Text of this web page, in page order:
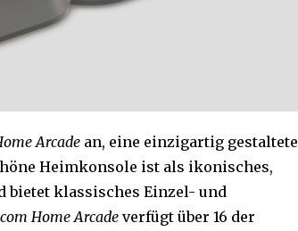
Arcade an, eine einzigartig gestaltete
Heimkonsole ist als ikonisches,
bietet klassisches Einzel- und
Home Arcade verfügt über 16 der